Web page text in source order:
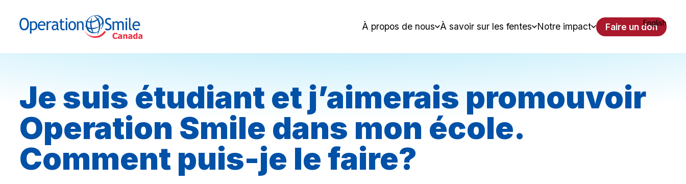
À propos de nous À savoir sur les fentes Notre impact English
Faire un don
Je suis étudiant et j’aimerais promouvoir
Operation Smile dans mon école.
Comment puis-je le faire?